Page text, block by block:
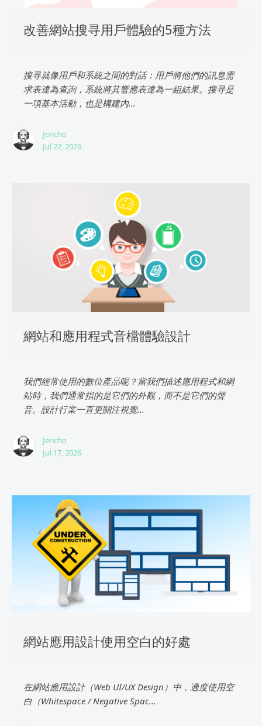
改善網站搜寻用戶體驗的5種方法
搜寻就像用戶和系統之間的對話：用戶將他們的訊息需
求表達為查詢，系統將其響應表達為一組結果。搜寻是
一項基本活動，也是構建內...
Jericho
Jul 22, 2026
網站和應用程式音檔體驗設計
我們經常使用的數位產品呢？當我們描述應用程式和網
站時，我們通常指的是它們的外觀，而不是它們的聲
音。設計行業一直更關注視覺...
Jericho
Jul 17, 2026
網站應用設計使用空白的好處
在網站應用設計（Web UI/UX Design）中，適度使用空
白（Whitespace / Negative Spac...